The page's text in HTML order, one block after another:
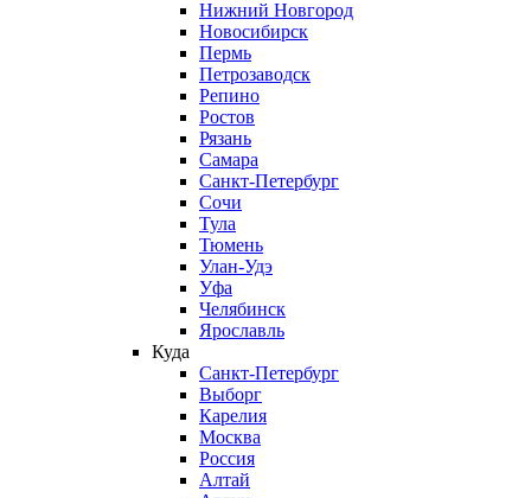
Нижний Новгород
Новосибирск
Пермь
Петрозаводск
Репино
Ростов
Рязань
Самара
Санкт-Петербург
Сочи
Тула
Тюмень
Улан-Удэ
Уфа
Челябинск
Ярославль
Куда
Санкт-Петербург
Выборг
Карелия
Москва
Россия
Алтай